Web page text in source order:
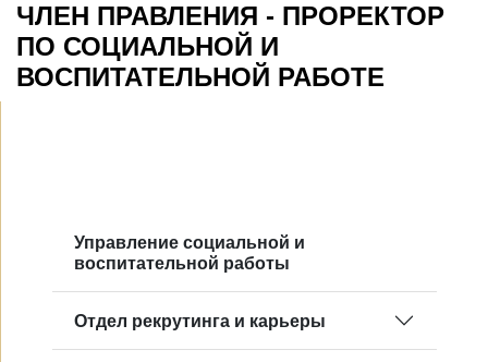
ЧЛЕН ПРАВЛЕНИЯ - ПРОРЕКТОР
ПО СОЦИАЛЬНОЙ И
ВОСПИТАТЕЛЬНОЙ РАБОТЕ
Управление социальной и
воспитательной работы
Отдел рекрутинга и карьеры